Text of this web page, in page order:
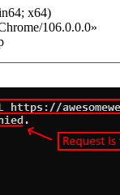
x64)
106.0.0.0»